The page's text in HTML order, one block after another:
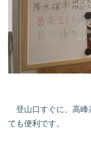
登山口すぐに、高峰
ても便利です。